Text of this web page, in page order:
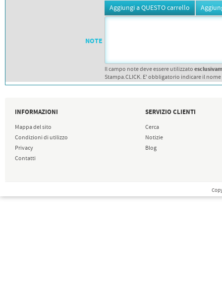
NOTE
Il campo note deve essere utilizzato
Stampa.CLICK. E' obbligatorio indicare il
INFORMAZIONI
Mappa del sito
Condizioni di utilizzo
Privacy
Contatti
SERVIZIO CLIENTI
Cerca
Notizie
Blog